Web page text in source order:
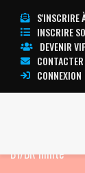
S'INSCRIRE
INSCRIRE
DEVENIR
CONNEXION
B1/BR limité